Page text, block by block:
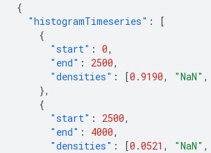
{
"histogramTimeseries" :
[
{
"start" : 0,
"end" : 2500,
"densities" : [0.9190, "NaN" ,
},
{
"start" : 2500,
"end" : 4000,
"densities" : [0.0521 , "NaN" ,